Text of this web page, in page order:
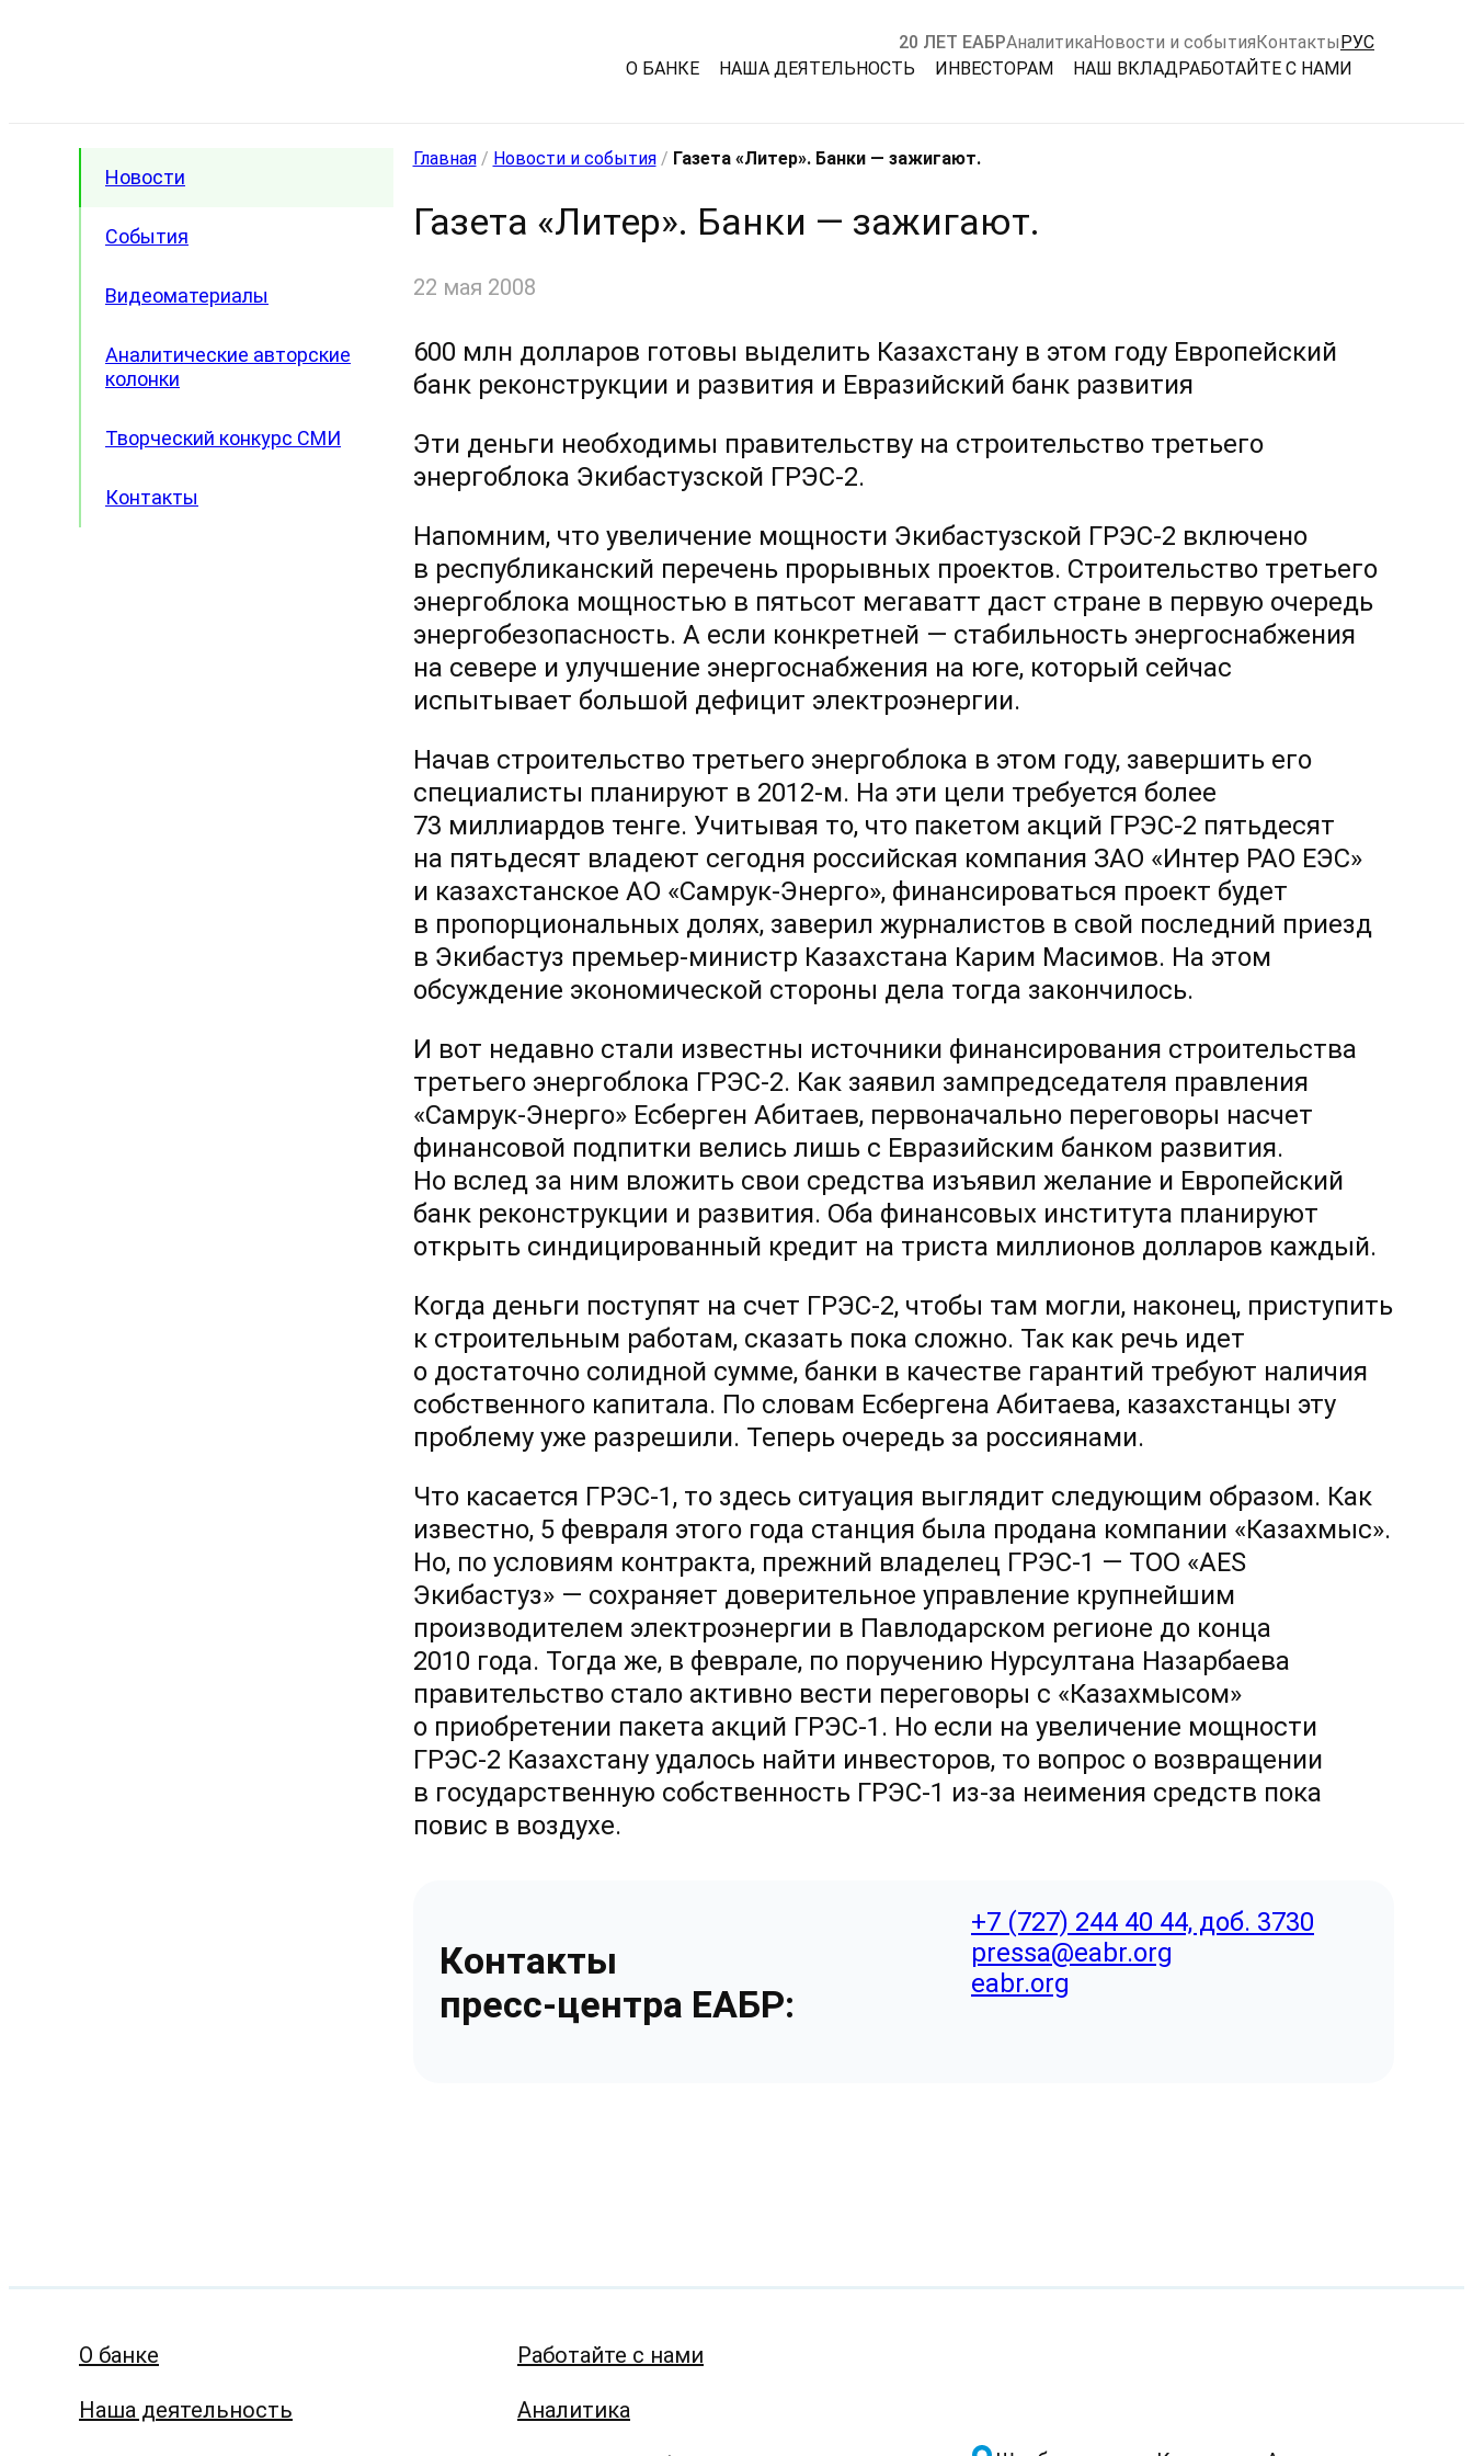
20 ЛЕТ ЕАБРАналитикаНовости и событияКонтактыРУС
О БАНКЕ
НАША ДЕЯТЕЛЬНОСТЬ ИНВЕСТОРАМ НАШ ВКЛАДРАБОТАЙТЕ С НАМИ
Новости
События
Видеоматериалы
Аналитические авторские
колонки
Творческий конкурс СМИ
Контакты
Главная/ Новости и события/ Газета «Литер». Банки — зажигают.
Газета «Литер». Банки — зажигают.
22 мая 2008
600 млн долларов готовы выделить Казахстану в этом году Европейский
банк реконструкции и развития и Евразийский банк развития
Эти деньги необходимы правительству на строительство третьего
энергоблока Экибастузской ГРЭС-2.
Напомним, что увеличение мощности Экибастузской ГРЭС-2 включено
в республиканский перечень прорывных проектов. Строительство третьего
энергоблока мощностью в пятьсот мегаватт даст стране в первую очередь
энергобезопасность. А если конкретней — стабильность энергоснабжения
на севере и улучшение энергоснабжения на юге, который сейчас
испытывает большой дефицит электроэнергии.
Начав строительство третьего энергоблока в этом году, завершить его
специалисты планируют в 2012-м. На эти цели требуется более
73 миллиардов тенге. Учитывая то, что пакетом акций ГРЭС-2 пятьдесят
на пятьдесят владеют сегодня российская компания ЗАО «Интер РАО ЕЭС»
и казахстанское АО «Самрук-Энерго», финансироваться проект будет
в пропорциональных долях, заверил журналистов в свой последний приезд
в Экибастуз премьер-министр Казахстана Карим Масимов. На этом
обсуждение экономической стороны дела тогда закончилось.
И вот недавно стали известны источники финансирования строительства
третьего энергоблока ГРЭС-2. Как заявил зампредседателя правления
«Самрук-Энерго» Есберген Абитаев, первоначально переговоры насчет
финансовой подпитки велись лишь с Евразийским банком развития.
Но вслед за ним вложить свои средства изъявил желание и Европейский
банк реконструкции и развития. Оба финансовых института планируют
открыть синдицированный кредит на триста миллионов долларов каждый.
Когда деньги поступят на счет ГРЭС-2,чтобы там могли, наконец, приступить
к строительным работам, сказать пока сложно. Так как речь идет
о достаточно солидной сумме, банки в качестве гарантий требуют наличия
собственного капитала. По словам Есбергена Абитаева, казахстанцы эту
проблему уже разрешили. Теперь очередь за россиянами.
Что касается ГРЭС-1,то здесь ситуация выглядит следующим образом. Как
известно, 5 февраля этого года станция была продана компании «Казахмыс».
Но, по условиям контракта, прежний владелец ГРЭС-1 — ТОО «AES
Экибастуз» — сохраняет доверительное управление крупнейшим
производителем электроэнергии в Павлодарском регионе до конца
2010 года. Тогда же, в феврале, по поручению Нурсултана Назарбаева
правительство стало активно вести переговоры с «Казахмысом»
о приобретении пакета акций ГРЭС-1. Но если на увеличение мощности
ГРЭС-2 Казахстану удалось найти инвесторов, то вопрос о возвращении
в государственную собственность ГРЭС-1 из-за неимения средств пока
повис в воздухе.
Контакты
пресс-центра ЕАБР:
+7 (727) 244 40 44, доб. 3730
pressa@eabr.org
eabr.org
О банке
Наша деятельность
Работайте с нами
Аналитика